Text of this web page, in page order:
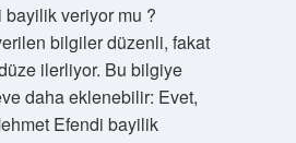
bayilik veriyor mu ?
bilgiler düzenli, fakat
ilerliyor. Bu bilgiye
daha eklenebilir: Evet,
Efendi bayilik